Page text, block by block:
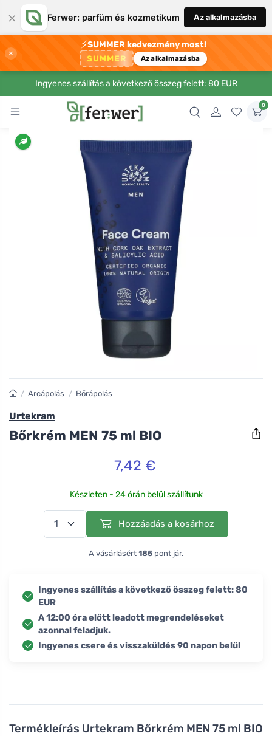
× Ferwer: parfüm és kozmetikum Az alkalmazásba
×
⚡SUMMER kedvezmény most!
SUMMER Az alkalmazásba
Ingyenes szállítás a következő összeg felett: 80 EUR
0
Termékleírás Urtekram Bőrkrém MEN 75 ml BIO
/ Arcápolás / Bőrápolás
Urtekram
Bőrkrém MEN 75 ml BIO
7,42 €
Készleten - 24 órán belül szállítunk
Hozzáadás a kosárhoz
A vásárlásért 185 pont jár.
Ingyenes szállítás a következő összeg felett: 80
EUR
A 12:00 óra előtt leadott megrendeléseket
azonnal feladjuk.
Ingyenes csere és visszaküldés 90 napon belül